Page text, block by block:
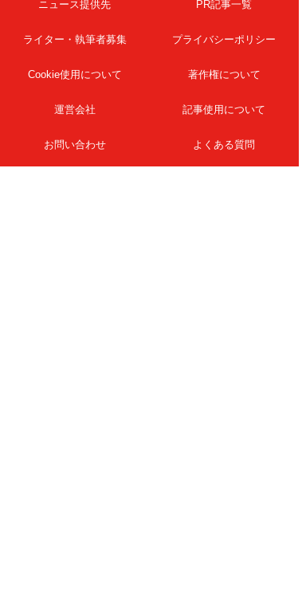
ニュース提供先 PR記事一覧
ライター・執筆者募集 プライバシーポリシー
Cookie使用について 著作権について
運営会社 記事使用について
お問い合わせ よくある質問